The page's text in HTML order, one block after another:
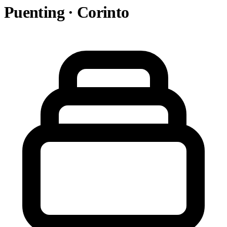
Puenting · Corinto